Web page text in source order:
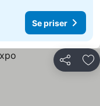
Se priser
Del